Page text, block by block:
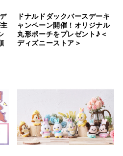
ドナルドダックバースデーキ
ャンペーン開催！オリジナル
丸形ポーチをプレゼント♪＜
ディズニーストア＞